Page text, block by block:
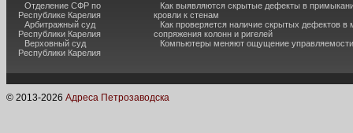
Отделение СФР по
Республике Карелия
Арбитражный суд
Республики Карелия
Верховный суд
Республики Карелия
Как выявляются скрытые дефекты в
кровли к стенам
Как проверяется наличие скрытых дефектов в
сопряжения колонн и ригелей
Компьютеры меняют ощущение управляемости
© 2013-2026 Адреса Петрозаводска